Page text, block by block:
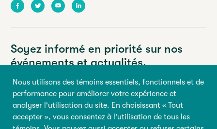
Nous utilisons des témoins essentiels, fonctionnels et de
performance pour améliorer votre expérience et
analyser l'utilisation du site. En choisissant « Tout
accepter », vous consentez à l'utilisation de tous les
FacebookTwitter YoutubeLinkedIn
Soyez informé en priorité sur nos
événements et actualités.
Votre adresse courriel
Prénom Nom